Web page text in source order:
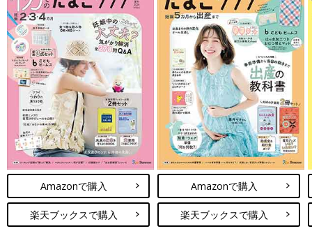
たべっ子どうぶつのくじは今回2回目の挑戦だというMinnie1118
さん。持っていないアイテムが欲しくなってついつい何回も引い
てしまうそうです。前回はキーホルダーやバッグが当たったそう
ですが、今回はハンドタオル2種類をゲット！また次回は別のア
イテムを狙ってリベンジするつもりなのだとか。
爆売れ中！ファミリーマート【お母さん
食堂】おすすめ5選
ファミリーマートの「お母さん食堂シリーズ」
は、普段の食卓から豪華なレストランのメニュ
ーまで、いろいろなお惣菜を販売するオリジナ
ル商品です。今回の記事では、シリーズの人気
メニューをインスタグラムの投稿から集めてみ
ました！驚きのクオリティは必見ですよ！
いかがでしたか？本物そっくりのアイテムやパッケージと同じデ
ザインなど、大人もワクワクしてしまうアイテムがたくさん用意
されているようですね。人気で売り切れてしまっているお店も多
Amazonで購入
楽天ブックスで購入
Amazonで購入
楽天ブックスで購入